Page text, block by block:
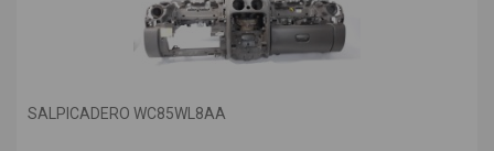
SALPICADERO WC85WL8AA